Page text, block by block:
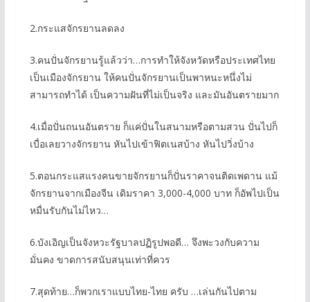
2.กระแสจักรยานลดลง
3.คนปั่นจักรยานรู้แล้วว่า…การทำให้จังหวัดหรือประเทศไทย
เป็นเมืองจักรยาน ให้คนปั่นจักรยานเป็นพาหนะหนึ่งไม่
สามารถทำได้ เป็นความฝันที่ไม่เป็นจริง และมันอันตรายมาก
4.เมื่อปั่นถนนอันตราย ก็แค่ปั่นในสนามหรือตามสวน ปั่นไปก็
เบื่อเลยวางจักรยาน หันไปเข้าฟิตเนสบ้าง หันไปวิ่งบ้าง
5.ตอนกระแสแรงคนขายจักรยานก็ปั่นราคาจนติดเพดาน แม้
จักรยานจากเมืองจีน เดิมราคา 3,000-4,000 บาท ก็อัพไปเป็น
หมื่นรับกันไม่ไหว…
6.บังเอิญเป็นจังหวะรัฐบาลปฏิรูปพอดี… จึงพะวงกับความ
มั่นคง ขาดการสนับสนุนเท่าที่ควร
7.สุดท้าย…ก็พวกเราแบบไทย-ไทย ครับ …เล่นกันไปตาม